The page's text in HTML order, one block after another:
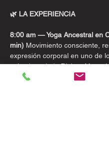
🌿 LA EXPERIENCIA
8:00 am — Yoga Ancestral en
min) Movimiento consciente,
expresión corporal en uno de
más vivos de la Riviera Maya.
para todos los niveles: para